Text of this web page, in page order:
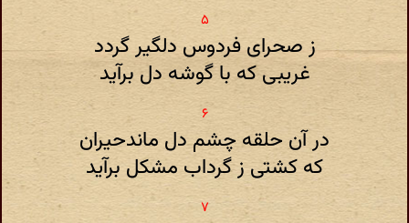
ز صحرای فردوس دلگیر گردد
غریبی که با گوشه دل برآید
در آن حلقه چشم دل ماندحیران
که کشتی ز گرداب مشکل برآید